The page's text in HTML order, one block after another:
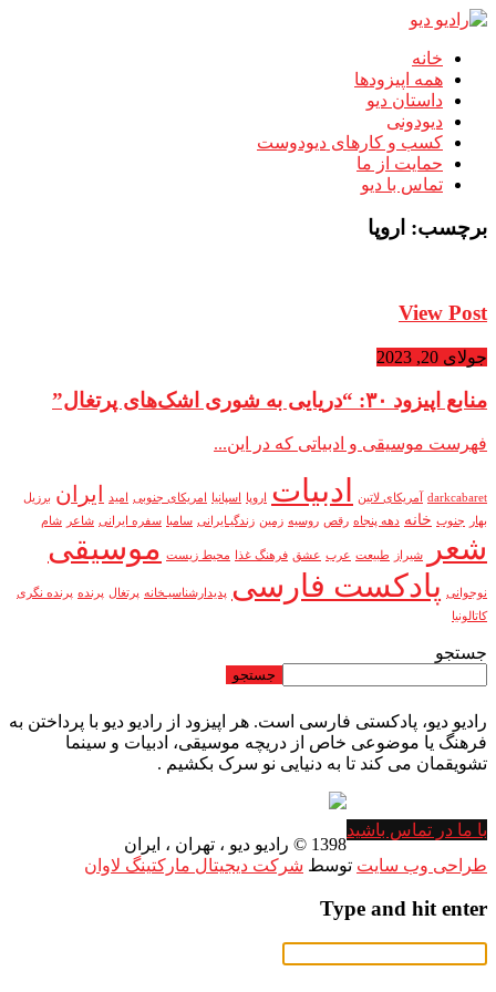
خانه
همه اپیزودها
داستان دیو
دیودونی
کسب و کارهای دیودوست
حمایت از ما
تماس با دیو
برچسب: اروپا
View Post
جولای 20, 2023
منابع اپیزود ۳۰: “دریایی به شوری اشک‌های پرتغال”
فهرست موسیقی و ادبیاتی که در این...
darkcabaret آمریکای لاتین ادبیات اروپا اسپانیا امریکای جنوبی امید ایران برزیل
بهار
جنوب خانه دهه پنجاه رقص روسیه زمین زندگیـایرانی سامبا سفره ایرانی شاعر شام
شعر شیراز طبیعت عرب عشق فرهنگ غذا محیط زیست موسیقی
نوجوانی پادکست فارسی پدیدارشناسیـخانه پرتغال پرنده پرنده نگری
کاتالونیا
جستجو
جستجو
رادیو دیو، پادکستی فارسی است. هر اپیزود از رادیو دیو با پرداختن به
فرهنگ یا موضوعی خاص از دریچه موسیقی، ادبیات و سینما
تشویقمان می کند تا به دنیایی نو سرک بکشیم .
با ما در تماس باشید
1398 © رادیو دیو ، تهران ، ایران
طراحی وب سایت توسط شرکت دیجیتال مارکتینگ لاوان
Type and hit enter